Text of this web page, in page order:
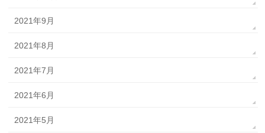
2021年9月
2021年8月
2021年7月
2021年6月
2021年5月